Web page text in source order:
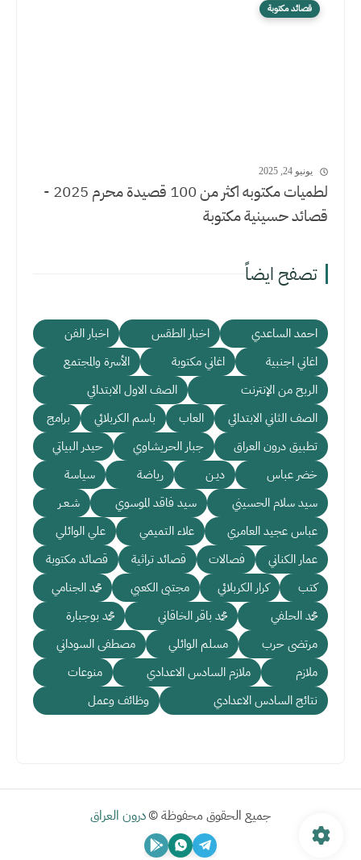
قصائد مكتوبة
يونيو 24, 2025
لطميات مكتوبه اكثر من 100 قصيدة محرم 2025 -
قصائد حسينية مكتوبة
تصفح ايضاً
احمد الساعدي اخبار الطقس
اخبار الفن
اغاني اجنبية
اغاني مكتوبة
الأسرة والمجتمع
الربح من الإنترنت
الصف الاول الابتدائي
الصف الثاني الابتدائي
العاب باسم الكربلائي
برامج
تطبيق درون العراق
جبار الحريشاوي
حيدر البياتي
خضر عباس
ديـن رياضة
سياسة
سيد سلام الحسيني
سيد فاقد الموسوي
شـعـر
عباس عجيد العامري
علاء التميمي
علي الوائلي
عمار الكناني
فصالات قصائد تراثية
قصائد مكتوبة
كتب
كرار الكربلائي مجتبى الكعبي
محمد الجنامي
محمد الحلفي
محمد باقر الخاقاني
محمد بوجبارة
مرتضى حرب
مسلم الوائلي
مصطفى السوداني
ملازم
ملازم السادس الاعدادي
منوعات
نتائج السادس الاعدادي
وظائف وعمل
جميع الحقوق محفوظة ©درون العراق